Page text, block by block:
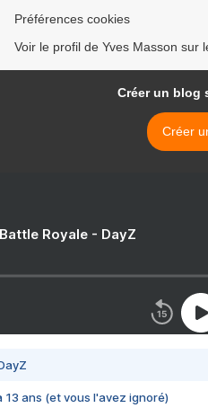
Préférences cookies
Voir le profil de Yves Masson sur
Créer un blog
Créer
Royale - DayZ
13 ans (et vous l'avez ignoré)